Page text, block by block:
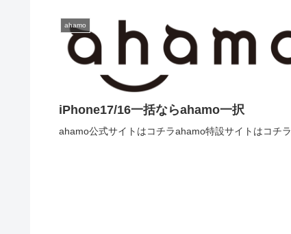
ahamo
iPhone17/16一括ならahamo一択
ahamo公式サイトはコチラahamo特設サイトはコチラ